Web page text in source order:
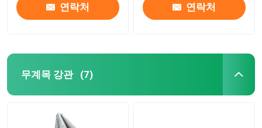
석탄 보일러부
무계목 강관
연락처 연락처
무계목 강관 (7)